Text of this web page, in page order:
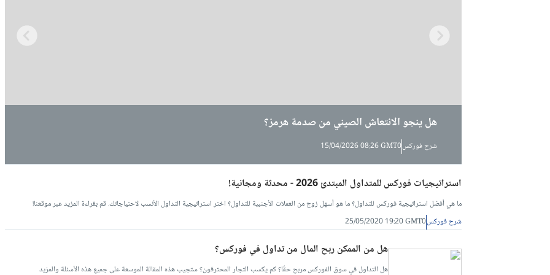
هل ينجو الانتعاش الصيني من صدمة هرمز؟
شرح فوركس15/04/2026 08:26 GMT0
هل تعيد الجزائر رسم موقعها في سوق الطاقة… أم تستفيد فقط من أزمة هرمز؟
شرح فوركس15/04/2026 08:20 GMT0
قطر تقلب موازين الطاقة العالمية: بدء إنتاج ضخم من الغاز يعيد رسم خريطة السوق
شرح فوركس31/03/2026 09:36 GMT0
استراتيجيات فوركس للمتداول المبتدئ 2026 - محدثة ومجانية!
ما هي أفضل استراتيجية فوركس للتداول؟ ما هو أسهل زوج من العملات الأجنبية للتداول؟ اختر استراتيجية التداول الأنسب لاحتياجاتك. قم بقراءة المزيد عبر موقعنا!
شرح فوركس25/05/2020 19:20 GMT0
هل من الممكن ربح المال من تداول في فوركس؟
هل التداول في سوق الفوركس مربح حقًا؟ كم يكسب التجار المحترفون؟ ستجيب هذه المقالة الموسعة على جميع هذه الأسئلة والمزيد